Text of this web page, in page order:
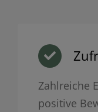
Zahlreiche
positive